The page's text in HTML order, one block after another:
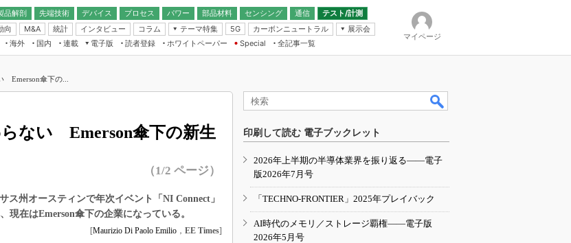
品解剖
先端技術
デバイス
プロセス パワー 部品材料 センシング
通信
無線
テスト/計測
向 M&A 統計 インタビュー コラム
テーマ特集
フィジカルAI
読者調査（EE Times Research）
電源設計（EDN Japan）
エレクトロニクス入門（EDN
5G カーボンニュートラル
展示会
IoT・エッジコンピューティング
EXPO
TECHNO-FRONTIER
人とくるま展
海外 国内
連載
みプレイバ
てみよう
電子版
ト
読者登録 ホワイトペーパー
Special
全記事一覧
マイページ
Emerson傘下の...
らない Emerson傘下の新生
（1/2 ページ）
ス州オースティンで年次イベント「NI Connect」
現在はEmerson傘下の企業になっている。
[Maurizio Di Paolo Emilio ， EE Times]
印刷して読む 電子ブックレット
2026年上半期の半導体業界を振り返る――電子
版2026年7月号
「TECHNO-FRONTIER」2025年プレイバック
AI時代のメモリ／ストレージ覇権――電子版
2026年5月号